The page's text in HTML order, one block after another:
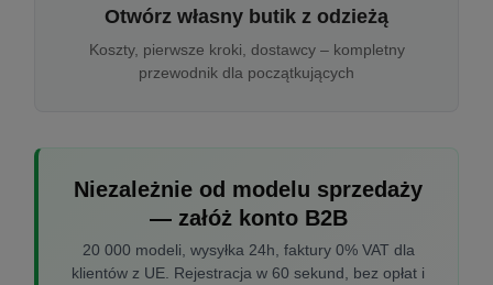
Otwórz własny butik z odzieżą
Koszty, pierwsze kroki, dostawcy – kompletny
przewodnik dla początkujących
Niezależnie od modelu sprzedaży
— załóż konto B2B
20 000 modeli, wysyłka 24h, faktury 0% VAT dla
klientów z UE. Rejestracja w 60 sekund, bez opłat i